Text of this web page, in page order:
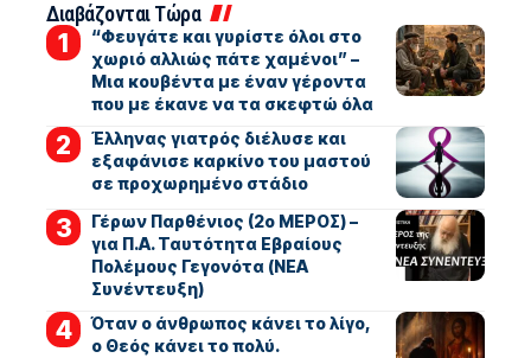
Διαβάζονται Τώρα
“Φευγάτε και γυρίστε όλοι στο
χωριό αλλιώς πάτε χαμένοι” –
Μια κουβέντα με έναν γέροντα
που με έκανε να τα σκεφτώ όλα
Έλληνας γιατρός διέλυσε και
εξαφάνισε καρκίνο του μαστού
σε προχωρημένο στάδιο
Γέρων Παρθένιος (2ο ΜΕΡΟΣ) –
για Π.Α. Ταυτότητα Εβραίους
Πολέμους Γεγονότα (ΝΕΑ
Συνέντευξη)
Όταν ο άνθρωπος κάνει το λίγο,
ο Θεός κάνει το πολύ.